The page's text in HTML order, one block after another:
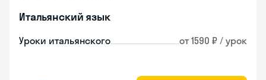
Итальянский язык
Уроки итальянского от 1590 ₽ / урок